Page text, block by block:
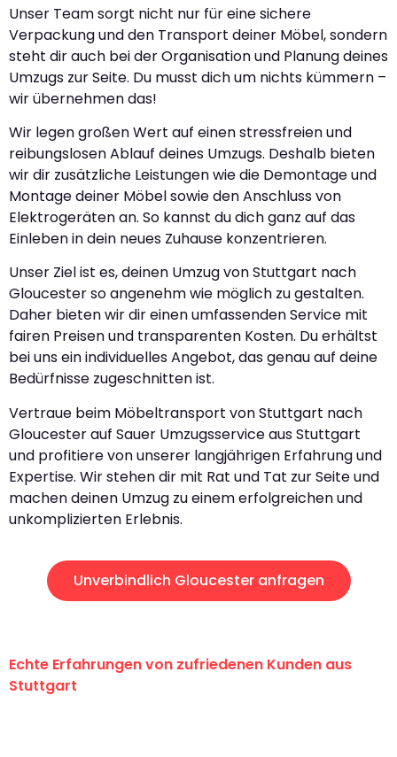
Unser Team sorgt nicht nur für eine sichere
Verpackung und den Transport deiner Möbel, sondern
steht dir auch bei der Organisation und Planung deines
Umzugs zur Seite. Du musst dich um nichts kümmern –
wir übernehmen das!
Wir legen großen Wert auf einen stressfreien und
reibungslosen Ablauf deines Umzugs. Deshalb bieten
wir dir zusätzliche Leistungen wie die Demontage und
Montage deiner Möbel sowie den Anschluss von
Elektrogeräten an. So kannst du dich ganz auf das
Einleben in dein neues Zuhause konzentrieren.
Unser Ziel ist es, deinen Umzug von Stuttgart nach
Gloucester so angenehm wie möglich zu gestalten.
Daher bieten wir dir einen umfassenden Service mit
fairen Preisen und transparenten Kosten. Du erhältst
bei uns ein individuelles Angebot, das genau auf deine
Bedürfnisse zugeschnitten ist.
Vertraue beim Möbeltransport von Stuttgart nach
Gloucester auf Sauer Umzugsservice aus Stuttgart
und profitiere von unserer langjährigen Erfahrung und
Expertise. Wir stehen dir mit Rat und Tat zur Seite und
machen deinen Umzug zu einem erfolgreichen und
unkomplizierten Erlebnis.
Unverbindlich Gloucester anfragen
Echte Erfahrungen von zufriedenen Kunden aus
Stuttgart